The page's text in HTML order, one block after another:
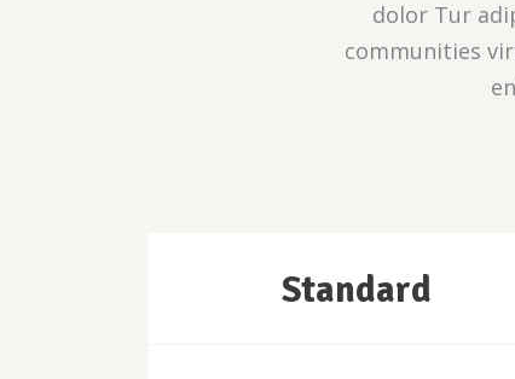
dolor Tur
communities
Standard